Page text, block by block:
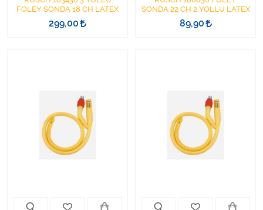
FOLEY SONDA 18 CH LATEX
299,00
SONDA 22 CH 2 YOLLU LATEX
89,90